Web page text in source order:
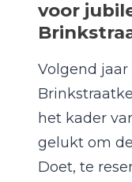
voor
Volgend
het kader
gelukt om
Doet, te